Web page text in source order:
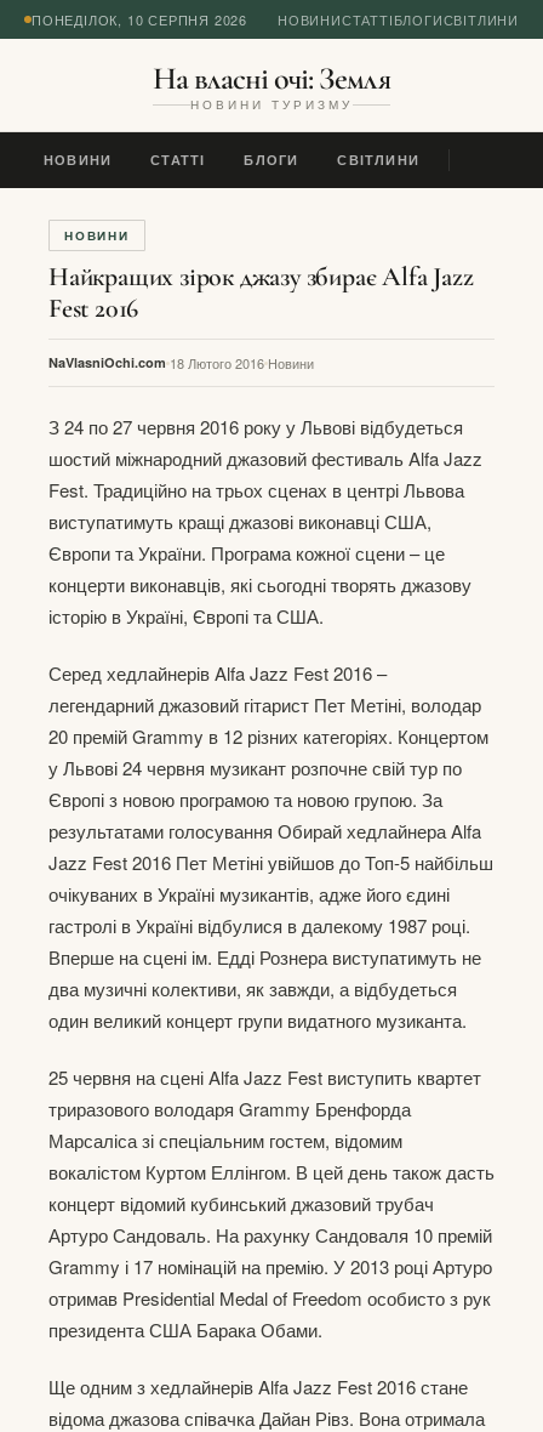
ПОНЕДІЛОК, 10 СЕРПНЯ 2026 НОВИНИСТАТТІБЛОГИСВІТЛИНИ
На власні очі: Земля
НОВИНИ ТУРИЗМУ
НОВИНИ СТАТТІ БЛОГИ СВІТЛИНИ
НОВИНИ
Найкращих зірок джазу збирає Alfa Jazz
Fest 2016
NaVlasniOchi.com 18 Лютого 2016 Новини
З 24 по 27 червня 2016 року у Львові відбудеться
шостий міжнародний джазовий фестиваль Alfa Jazz
Fest. Традиційно на трьох сценах в центрі Львова
виступатимуть кращі джазові виконавці США,
Європи та України. Програма кожної сцени – це
концерти виконавців, які сьогодні творять джазову
історію в Україні, Європі та США.
Серед хедлайнерів Alfa Jazz Fest 2016 –
легендарний джазовий гітарист Пет Метіні, володар
20 премій Grammy в 12 різних категоріях. Концертом
у Львові 24 червня музикант розпочне свій тур по
Європі з новою програмою та новою групою. За
результатами голосування Обирай хедлайнера Alfa
Jazz Fest 2016 Пет Метіні увійшов до Топ-5 найбільш
очікуваних в Україні музикантів, адже його єдині
гастролі в Україні відбулися в далекому 1987 році.
Вперше на сцені ім. Едді Рознера виступатимуть не
два музичні колективи, як завжди, а відбудеться
один великий концерт групи видатного музиканта.
25 червня на сцені Alfa Jazz Fest виступить квартет
триразового володаря Grammy Бренфорда
Марсаліса зі спеціальним гостем, відомим
вокалістом Куртом Еллінгом. В цей день також дасть
концерт відомий кубинський джазовий трубач
Артуро Сандоваль. На рахунку Сандоваля 10 премій
Grammy і 17 номінацій на премію. У 2013 році Артуро
отримав Presidential Medal of Freedom особисто з рук
президента США Барака Обами.
Ще одним з хедлайнерів Alfa Jazz Fest 2016 стане
відома джазова співачка Дайан Рівз. Вона отримала